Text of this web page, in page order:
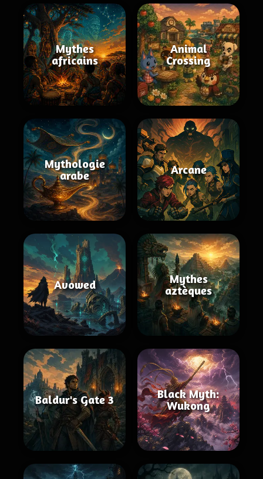
Mythes
africains
Animal
Crossing
Mythologie
arabe
Arcane
Avowed
Mythes
aztèques
Baldur's Gate 3
Black Myth:
Wukong